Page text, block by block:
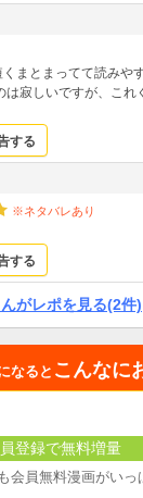
まとまってて読みや
寂しいですが、これ
する
※ネタバレあり
する
がレポを見る(2件)
なると こんなに
登録で無料増量
会員無料漫画がいっ